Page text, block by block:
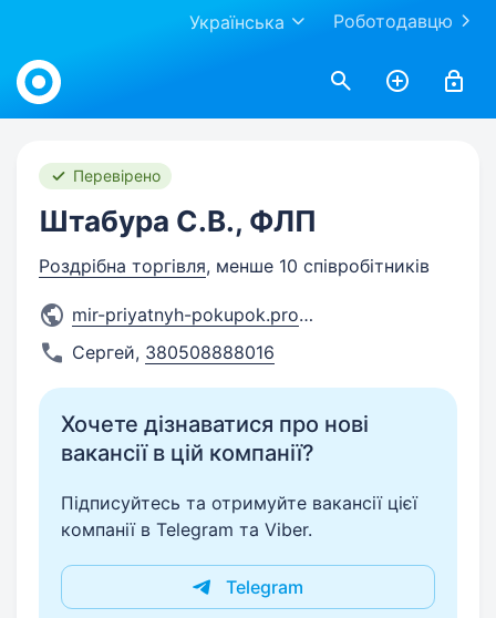
Роботодавцю
Українська
Work.ua
Перевірено
Штабура С.В., ФЛП
Роздрібна торгівля, менше 10 співробітників
mir-priyatnyh-pokupok.prom.u
Сергей, 380508888016
Хочете дізнаватися про нові
вакансії в цій компанії?
Підписуйтесь та отримуйте вакансії цієї
компанії в Telegram та Viber.
Telegram